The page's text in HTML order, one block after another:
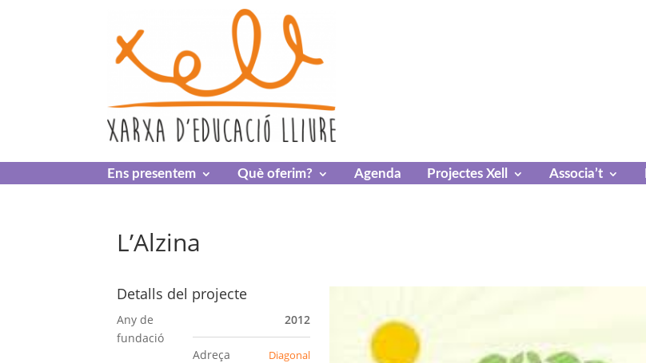
Ens presentem Què oferim? Agenda Projectes Xell Associa’t
L’Alzina
Detalls del projecte
Any de
fundació
2012
Adreça
Diagonal